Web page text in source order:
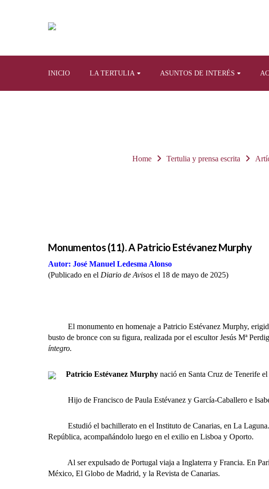
INICIO LA TERTULIA ASUNTOS DE INTERÉS
Home Tertulia y prensa escrita
Monumentos (11). A Patricio Estévanez Murphy
Autor: José Manuel Ledesma Alonso
(Publicado en el Diario de Avisos el 18 de mayo de 2025)
El monumento en homenaje a Patricio Estévanez Murphy, erigido
busto de bronce con su figura, realizada por el escultor Jesús Mª
íntegro.
Patricio Estévanez Murphy nació en Santa Cruz de Tenerife
Hijo de Francisco de Paula Estévanez y García-Caballero e
Estudió el bachillerato en el Instituto de Canarias, en La Laguna.
República, acompañándolo luego en el exilio en Lisboa y Oporto.
Al ser expulsado de Portugal viaja a Inglaterra y Francia. En París
México, El Globo de Madrid, y la Revista de Canarias.